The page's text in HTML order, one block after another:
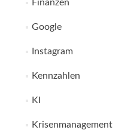
Finanzen
Google
Instagram
Kennzahlen
KI
Krisenmanagement